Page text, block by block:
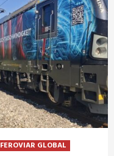
FEROVIAR GLOBAL